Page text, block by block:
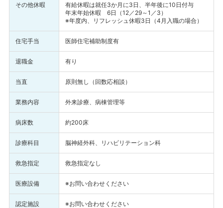
その他休暇
有給休暇は就任3か月に3日、半年後に10日付与
年末年始休暇 6日（12／29～1／3）
※年度内、リフレッシュ休暇3日（4月入職の場合）
住宅手当 医師住宅補助制度有
退職金 有り
当直 原則無し（回数応相談）
業務内容 外来診療、病棟管理等
病床数 約200床
診療科目 脳神経外科、リハビリテーション科
救急指定 救急指定なし
医療設備 ※お問い合わせください
認定施設 ※お問い合わせください